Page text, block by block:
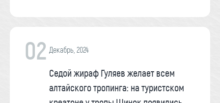
02 Декабрь, 2024
Седой жираф Гуляев желает всем
алтайского тропинга: на туристском